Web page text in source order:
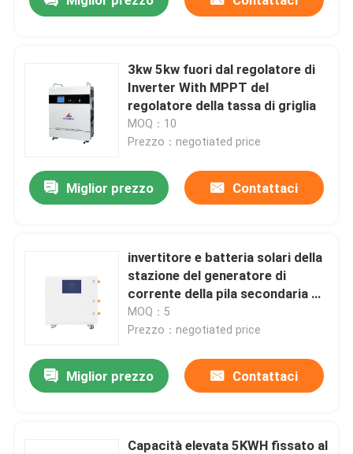
3kw 5kw fuori dal regolatore di
Inverter With MPPT del
regolatore della tassa di griglia
MOQ：10
Prezzo：negotiated price
Miglior prezzo Contattaci
invertitore e batteria solari della
stazione del generatore di
corrente della pila secondaria di
immagazzinamento dell'energia
della casa di 3kwh 5kwh 10kwh
MOQ：5
Prezzo：negotiated price
Miglior prezzo Contattaci
Capacità elevata 5KWH fissato al